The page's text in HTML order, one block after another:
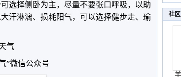
选择侧卧为主，尽量不要张口呼吸，以助
汗淋漓、损耗阳气，可以选择健步走、瑜
气
”微信公众号
社